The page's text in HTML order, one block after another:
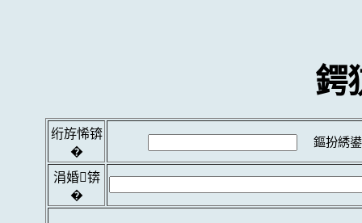
鍔
绗斿悕锛
�
鏂扮綉
涓婚锛
�